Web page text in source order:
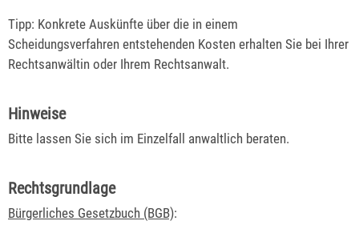
Tipp: Konkrete Auskünfte über die in einem
Scheidungsverfahren entstehenden Kosten erhalten Sie bei Ihrer
Rechtsanwältin oder Ihrem Rechtsanwalt.
Hinweise
Bitte lassen Sie sich im Einzelfall anwaltlich beraten.
Rechtsgrundlage
Bürgerliches Gesetzbuch (BGB):